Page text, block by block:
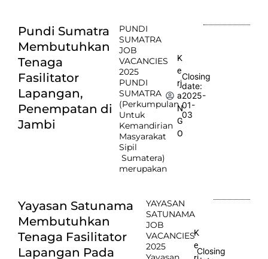
Pundi Sumatra
Membutuhkan
Tenaga
Fasilitator
Lapangan,
Penempatan di
Jambi
PUNDI
SUMATRA
JOB
VACANCIES
2025
PUNDI
SUMATRA
(Perkumpulan
Untuk
Kemandirian
Masyarakat
Sipil
Sumatera)
merupakan
K
e
rj
a
N
G
O
Closing
date:
2025-
01-
03
Yayasan Satunama
Membutuhkan
Tenaga Fasilitator
Lapangan Pada
YAYASAN
SATUNAMA
JOB
VACANCIES
2025
K
e
Closing